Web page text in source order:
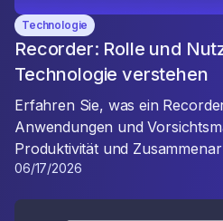
Technologie
Recorder: Rolle und
Technologie verstehen
Erfahren Sie, was ein
Anwendungen und
Produktivität und
06/17/2026